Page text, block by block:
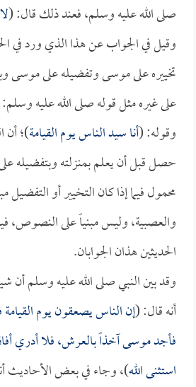
صلى الله عليه وسلم، فعند ذلك قال: (
وقيل في الجواب عن هذا الذي ورد في
تخييره على موسى وتفضيله على موسى
على غيره مثل قوله صلى الله عليه
وقوله: (أنا سيد الناس يوم القيامة)؛ أن
حصل قبل أن يعلم بمنزلته وبتفضيله
محمول فيما إذا كان التخيير أو التفضيل
والعصبية، وليس مبنياً على النصوص،
الحديثين هذان الجوابان.
وقد بين النبي صلى الله عليه وسلم
أنه قال: (إن الناس يصعقون يوم
فأجد موسى آخذاً بالعرش، فلا أدري
استثنى الله)، وجاء في بعض الأحاديث